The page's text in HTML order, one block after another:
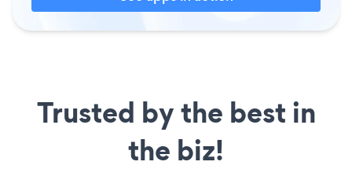
Trusted by the best in
the biz!